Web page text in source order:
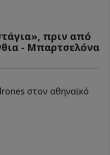
πριν από
- Μπαρτσελόνα